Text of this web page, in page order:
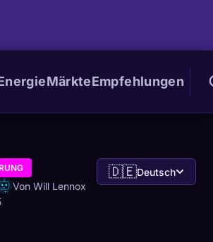
MärkteEmpfehlungen
Von Will Lennox
🇩🇪Deutsch